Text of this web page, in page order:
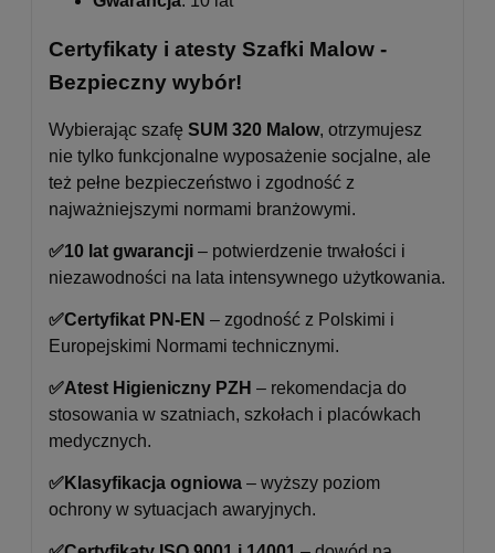
Certyfikaty i atesty Szafki Malow -
Bezpieczny wybór!
Wybierając szafę SUM 320 Malow, otrzymujesz
nie tylko funkcjonalne wyposażenie socjalne, ale
też pełne bezpieczeństwo i zgodność z
najważniejszymi normami branżowymi.
✅10 lat gwarancji – potwierdzenie trwałości i
niezawodności na lata intensywnego użytkowania.
✅Certyfikat PN-EN – zgodność z Polskimi i
Europejskimi Normami technicznymi.
✅Atest Higieniczny PZH – rekomendacja do
stosowania w szatniach, szkołach i placówkach
medycznych.
✅Klasyfikacja ogniowa – wyższy poziom
ochrony w sytuacjach awaryjnych.